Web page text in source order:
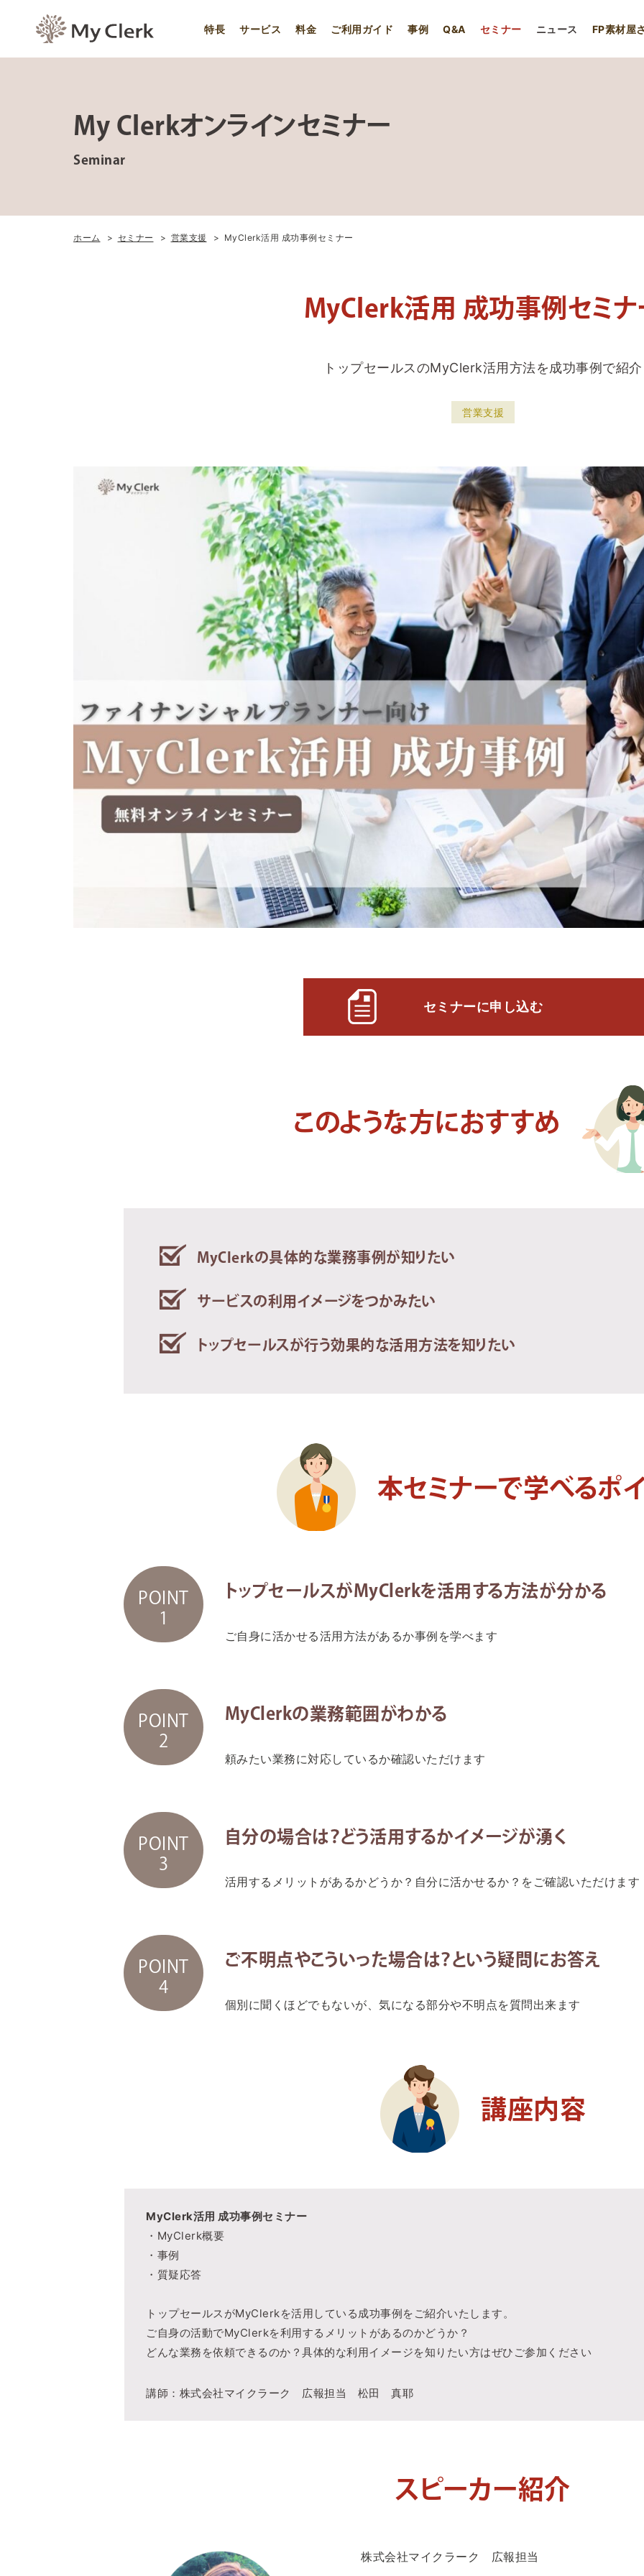
特長 サービス 料金 ご利用ガイド 事例 Q&A セミナー ニュース FP素材屋
My Clerkオンラインセミナー
Seminar
ホーム セミナー 営業支援 MyClerk活用 成功事例セミナー
MyClerk活用 成功事例セミナ
トップセールスのMyClerk活用方法を成功事例で紹介
営業支援
セミナーに申し込む
このような方におすすめ
MyClerkの具体的な業務事例が知りたい
サービスの利用イメージをつかみたい
トップセールスが行う効果的な活用方法を知りたい
本セミナーで学べるポ
POINT
1
トップセールスがMyClerkを活用する方法が分かる
ご自身に活かせる活用方法があるか事例を学べます
POINT
2
MyClerkの業務範囲がわかる
頼みたい業務に対応しているか確認いただけます
POINT
3
自分の場合は？どう活用するかイメージが湧く
活用するメリットがあるかどうか？自分に活かせるか？をご確認いただけます
POINT
4
ご不明点やこういった場合は？という疑問にお答え
個別に聞くほどでもないが、気になる部分や不明点を質問出来ます
講座内容
MyClerk活用 成功事例セミナー
・MyClerk概要
・事例
・質疑応答
トップセールスがMyClerkを活用している成功事例をご紹介いたします。
ご自身の活動でMyClerkを利用するメリットがあるのかどうか？
どんな業務を依頼できるのか？具体的な利用イメージを知りたい方はぜひご参加ください
講師：株式会社マイクラーク 広報担当 松田 真耶
スピーカー紹介
株式会社マイクラーク 広報担当